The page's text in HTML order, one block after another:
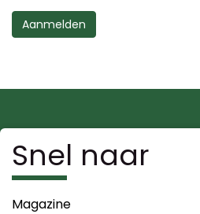
Aanmelden
Snel naar
Magazine